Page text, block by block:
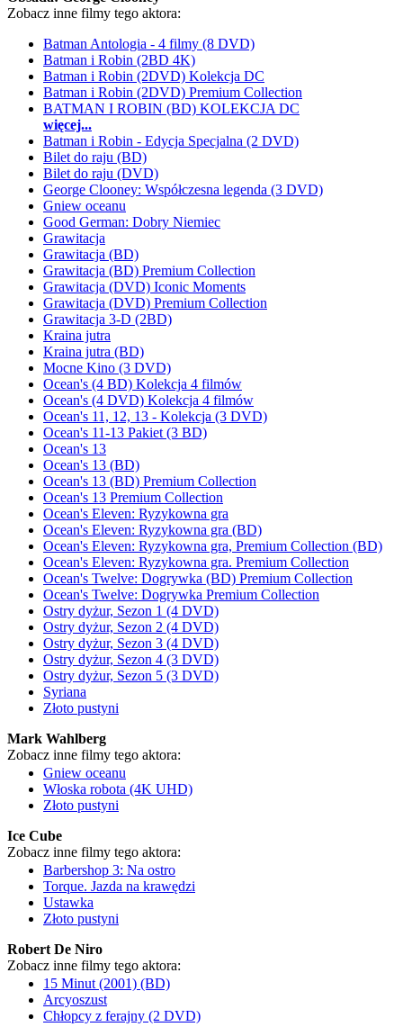
Zobacz inne filmy tego aktora:
Batman Antologia - 4 filmy (8 DVD)
Batman i Robin (2BD 4K)
Batman i Robin (2DVD) Kolekcja DC
Batman i Robin (2DVD) Premium Collection
BATMAN I ROBIN (BD) KOLEKCJA DC
więcej...
Batman i Robin - Edycja Specjalna (2 DVD)
Bilet do raju (BD)
Bilet do raju (DVD)
George Clooney: Współczesna legenda (3 DVD)
Gniew oceanu
Good German: Dobry Niemiec
Grawitacja
Grawitacja (BD)
Grawitacja (BD) Premium Collection
Grawitacja (DVD) Iconic Moments
Grawitacja (DVD) Premium Collection
Grawitacja 3-D (2BD)
Kraina jutra
Kraina jutra (BD)
Mocne Kino (3 DVD)
Ocean's (4 BD) Kolekcja 4 filmów
Ocean's (4 DVD) Kolekcja 4 filmów
Ocean's 11, 12, 13 - Kolekcja (3 DVD)
Ocean's 11-13 Pakiet (3 BD)
Ocean's 13
Ocean's 13 (BD)
Ocean's 13 (BD) Premium Collection
Ocean's 13 Premium Collection
Ocean's Eleven: Ryzykowna gra
Ocean's Eleven: Ryzykowna gra (BD)
Ocean's Eleven: Ryzykowna gra, Premium Collection (BD)
Ocean's Eleven: Ryzykowna gra. Premium Collection
Ocean's Twelve: Dogrywka (BD) Premium Collection
Ocean's Twelve: Dogrywka Premium Collection
Ostry dyżur, Sezon 1 (4 DVD)
Ostry dyżur, Sezon 2 (4 DVD)
Ostry dyżur, Sezon 3 (4 DVD)
Ostry dyżur, Sezon 4 (3 DVD)
Ostry dyżur, Sezon 5 (3 DVD)
Syriana
Złoto pustyni
Mark Wahlberg
Zobacz inne filmy tego aktora:
Gniew oceanu
Włoska robota (4K UHD)
Złoto pustyni
Ice Cube
Zobacz inne filmy tego aktora:
Barbershop 3: Na ostro
Torque. Jazda na krawędzi
Ustawka
Złoto pustyni
Robert De Niro
Zobacz inne filmy tego aktora:
15 Minut (2001) (BD)
Arcyoszust
Chłopcy z ferajny (2 DVD)